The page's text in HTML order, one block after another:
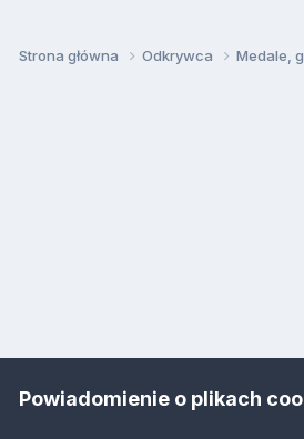
Strona główna Odkrywca Medale,
Powiadomienie o plikach